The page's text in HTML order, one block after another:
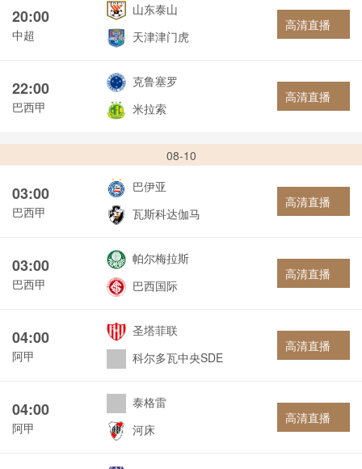
20:00
中超
山东泰山
天津津门虎
高清直播
22:00
巴西甲
克鲁塞罗
米拉索
高清直播
08-10
03:00
巴西甲
巴伊亚
瓦斯科达伽马
高清直播
03:00
巴西甲
帕尔梅拉斯
巴西国际
高清直播
04:00
阿甲
圣塔菲联
科尔多瓦中央SDE
高清直播
04:00
阿甲
泰格雷
河床
高清直播